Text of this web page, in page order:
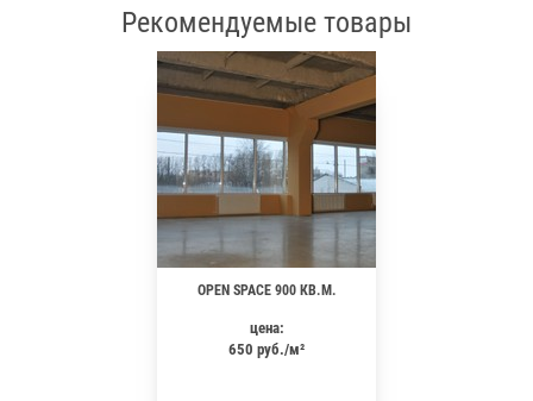
Рекомендуемые товары
OPEN SPACE 900 КВ.М.
цена:
650 руб.